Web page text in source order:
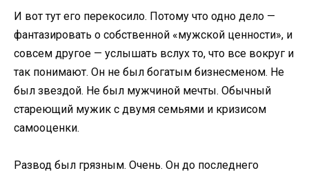
И вот тут его перекосило. Потому что одно дело —
фантазировать о собственной «мужской ценности», и
совсем другое — услышать вслух то, что все вокруг и
так понимают. Он не был богатым бизнесменом. Не
был звездой. Не был мужчиной мечты. Обычный
стареющий мужик с двумя семьями и кризисом
самооценки.
Развод был грязным. Очень. Он до последнего